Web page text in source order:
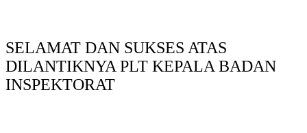
SELAMAT DAN SUKSES ATAS
DILANTIKNYA PLT KEPALA BADAN
INSPEKTORAT